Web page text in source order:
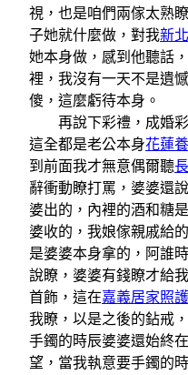
視，也是咱們兩傢太熟
子她就什麼做，對我新
她本身做，感到他聽話
裡，我沒有一天不是遺
傻，這麼虧待本身。
再說下彩禮，成婚彩
這全都是老公本身花蓮
到前面我才無意偶爾聽
辭衝動瞭打罵，婆婆還
婆出的，內裡的酒和糖
婆收的，我娘傢親戚給
是婆婆本身拿的，阿誰
說瞭，婆婆有錢瞭才給
首飾，這在嘉義居家照護
我瞭，以是之後的鉆戒
手鐲的時辰婆婆還始終
望，當我執意要手鐲的